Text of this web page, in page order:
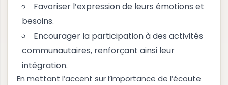
Favoriser l’expression de leurs émotions et
besoins.
Encourager la participation à des activités
communautaires, renforçant ainsi leur
intégration.
En mettant l’accent sur l’importance de l’écoute